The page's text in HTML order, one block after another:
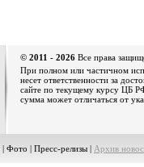
© 2011 - 2026 Все права
При полном или частичном
несет ответственности за
сайте по текущему курсу ЦБ
сумма может отличаться от
| Фото | Пресс-релизы | Архив